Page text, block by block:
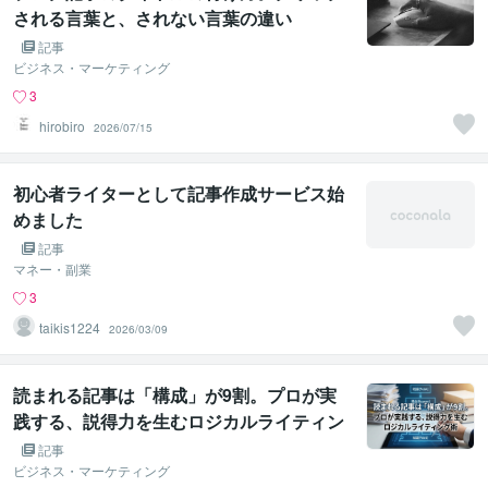
される言葉と、されない言葉の違い
記事
ビジネス・マーケティング
3
hirobiro
2026/07/15
初心者ライターとして記事作成サービス始
めました
記事
マネー・副業
3
taikis1224 2026/03/09
読まれる記事は「構成」が9割。プロが実
践する、説得力を生むロジカルライティン
グ術記事
ビジネス・マーケティング